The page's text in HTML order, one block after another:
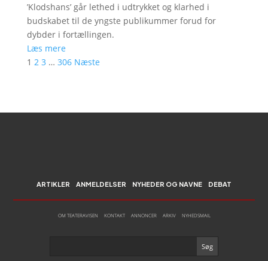
’Klodshans’ går lethed i udtrykket og klarhed i
budskabet til de yngste publikummer forud for
dybder i fortællingen.
Læs mere
1 2 3 … 306 Næste
ARTIKLER ANMELDELSER NYHEDER OG NAVNE DEBAT
OM TEATERAVISEN KONTAKT ANNONCER ARKIV NYHEDSMAIL